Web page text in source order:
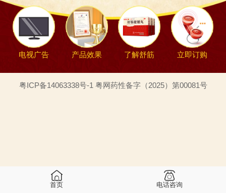
电视广告 产品效果 了解舒筋 立即订购
粤ICP备14063338号-1 粤网药性备字（2025）第00081号
首页 电话咨询